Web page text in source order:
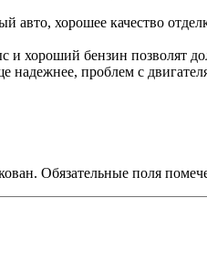
авто, хорошее качество
и хороший бензин позволят
надежнее, проблем с
Обязательные поля